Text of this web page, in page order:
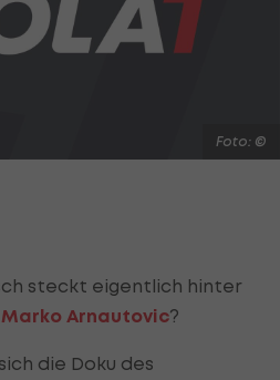
Foto: ©
steckt eigentlich hinter
Marko Arnautovic?
die Doku des